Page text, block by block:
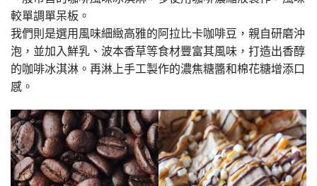
較單調單呆板。
我們則是選用風味細緻高雅的阿拉比卡咖啡豆，親自研磨沖
泡，並加入鮮乳、波本香草等食材豐富其風味，打造出香醇
的咖啡冰淇淋。再淋上手工製作的濃焦糖醬和棉花糖增添口
感。